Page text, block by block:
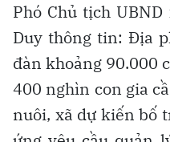
Phó Chủ tịch
Duy thông tin: Địa
đàn khoảng 90.000
400 nghìn con gia
nuôi, xã dự kiến bố